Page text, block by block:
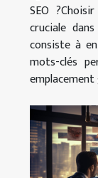
SEO
cruciale
consiste à
mots-clés
emplacement